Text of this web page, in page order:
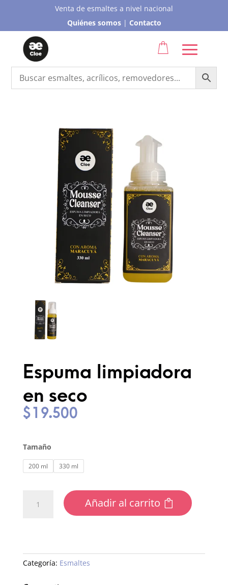
Venta de esmaltes a nivel nacional
Quiénes somos| Contacto
Espuma limpiadora
en seco
$19.500
Tamaño
200 ml 330 ml
limpiadora
Añadir al carrito
Categoría: Esmaltes